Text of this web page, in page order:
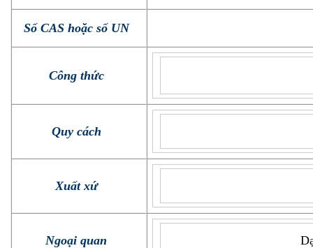
Số CAS hoặc số UN
Công thức
Quy cách
Xuất xứ
Ngoại quan